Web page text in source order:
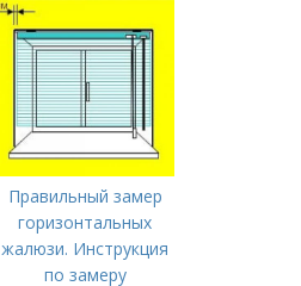
Правильный замер
горизонтальных
жалюзи. Инструкция
по замеру